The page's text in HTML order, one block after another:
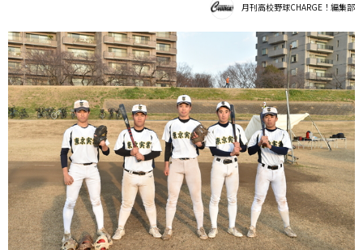
月刊高校野球CHARGE！編集部